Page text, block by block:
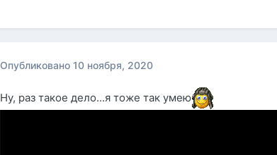
Опубликовано10 ноября, 2020
Ну, раз такое дело...я тоже так умею